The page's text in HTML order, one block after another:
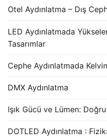
Otel Aydınlatma – Dış
LED Aydınlatmada
Tasarımlar
Cephe Aydınlatmada
DMX Aydınlatma
Işık Gücü ve Lümen:
DOTLED Aydınlatma :